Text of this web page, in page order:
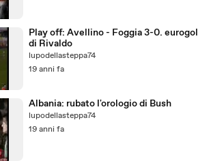
Play off: Avellino - Foggia 3-0. eurogol
di Rivaldo
lupodellasteppa74
19 anni fa
Albania: rubato l'orologio di Bush
lupodellasteppa74
19 anni fa